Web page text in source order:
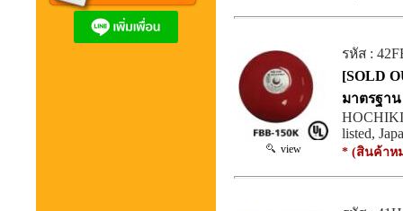
view
รหัส :
[SOLD
มาตรฐา
listed,
* (สินค้าห